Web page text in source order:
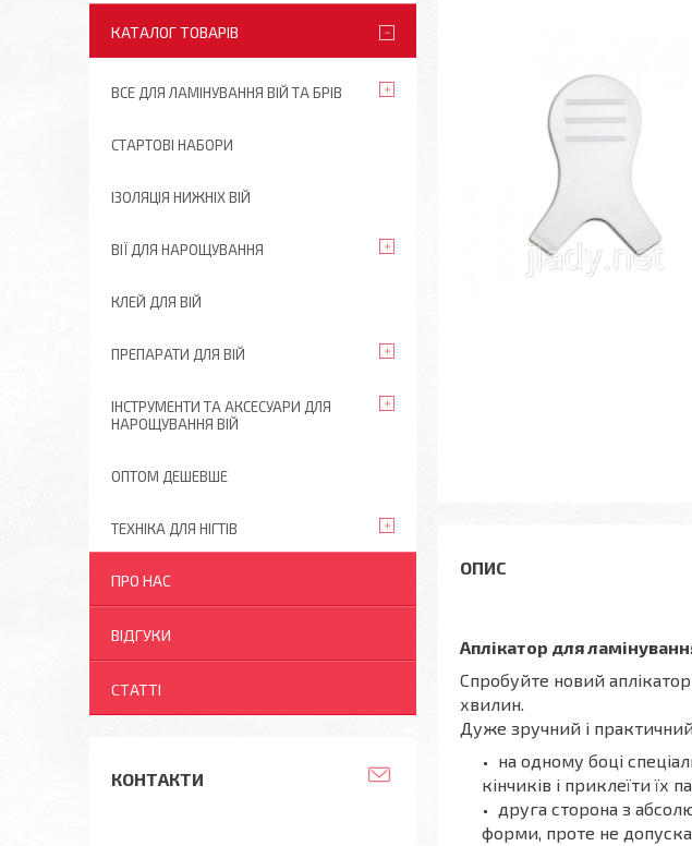
Аплікатор для
Спробуйте новий
хвилин.
Дуже зручний і
на одному боці
кінчиків і приклеїти їх
друга сторона з
форми, проте не
КАТАЛОГ ТОВАРІВ
ВСЕ ДЛЯ ЛАМІНУВАННЯ ВІЙ ТА БРІВ
СТАРТОВІ НАБОРИ
ІЗОЛЯЦІЯ НИЖНІХ ВІЙ
ВІЇ ДЛЯ НАРОЩУВАННЯ
КЛЕЙ ДЛЯ ВІЙ
ПРЕПАРАТИ ДЛЯ ВІЙ
ІНСТРУМЕНТИ ТА АКСЕСУАРИ ДЛЯ
НАРОЩУВАННЯ ВІЙ
ОПТОМ ДЕШЕВШЕ
ТЕХНІКА ДЛЯ НІГТІВ
ПРО НАС
ВІДГУКИ
СТАТТІ
КОНТАКТИ